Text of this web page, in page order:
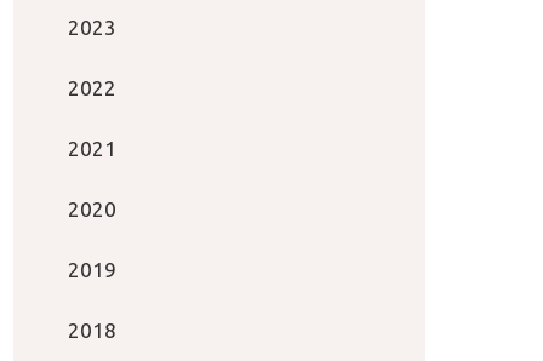
2023
2022
2021
2020
2019
2018